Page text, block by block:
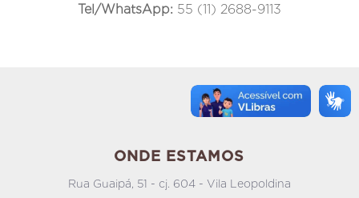
Tel/WhatsApp: 55 (11) 2688-9113
ONDE ESTAMOS
Rua Guaipá, 51 - cj. 604 - Vila Leopoldina